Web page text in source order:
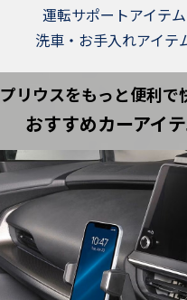
運転サポートアイテム
洗車・お手入れアイテ
プリウスをもっと便利で
おすすめカーアイ